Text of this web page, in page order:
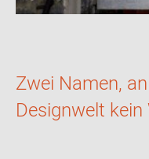
Zwei Namen,
Designwelt